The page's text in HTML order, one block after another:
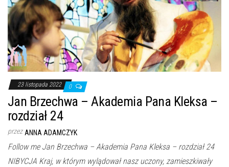
23 listopada 2022 0
Jan Brzechwa – Akademia Pana Kleksa –
rozdział 24
przez ANNA ADAMCZYK
Follow me Jan Brzechwa – Akademia Pana Kleksa – rozdział 24
NIBYCJA Kraj, w którym wylądował nasz uczony, zamieszkiwały